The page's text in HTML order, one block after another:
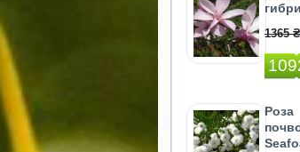
1365 ₴
Роза